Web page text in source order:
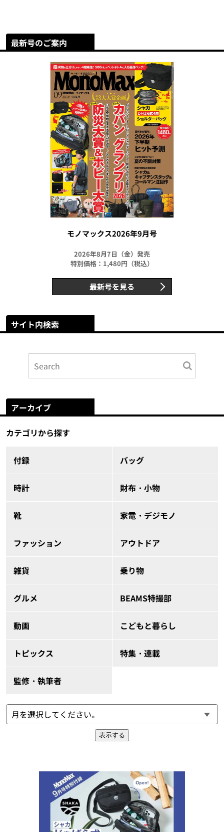
最新号のご案内
モノマックス2026年9月号
2026年8月7日（金）発売
特別価格：1,480円（税込）
最新号を見る
サイト内検索
アーカイブ
カテゴリから探す
付録 バッグ
時計 財布・小物
靴 家電・デジモノ
ファッション アウトドア
雑貨 乗り物
グルメ BEAMS特撮部
動画 こどもと暮らし
トピックス 特集・連載
監修・執筆者
表示する